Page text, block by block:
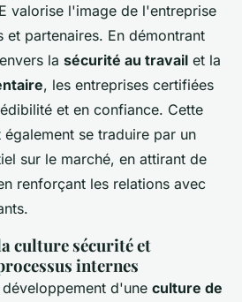
valorise l'image de l'entreprise
et partenaires. En démontrant
la sécurité au travail et la
, les entreprises certifiées
et en confiance. Cette
se traduire par un
sur le marché, en attirant de
renforçant les relations avec
culture sécurité et
internes
d'une culture de